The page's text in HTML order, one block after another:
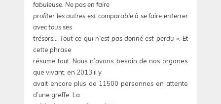
fabuleuse. Ne pas en faire
profiter les autres est comparable à se faire enterrer
avec tous ses
trésors… Tout ce qui n’est pas donné est perdu ». Et
cette phrase
résume tout. Nous n’avons besoin de nos organes
que vivant, en 2013 il y
avait encore plus de 11500 personnes en attente
d’une greffe. La